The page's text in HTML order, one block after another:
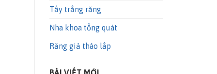
Tẩy trắng răng
Nha khoa tổng quát
Răng giả tháo lắp